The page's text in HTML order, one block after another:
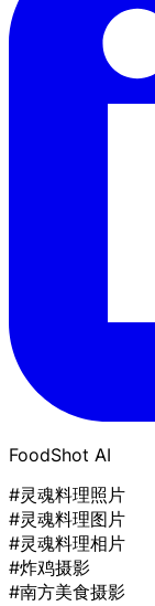
FoodShot AI
#灵魂料理照片
#灵魂料理图片
#灵魂料理相片
#炸鸡摄影
#南方美食摄影